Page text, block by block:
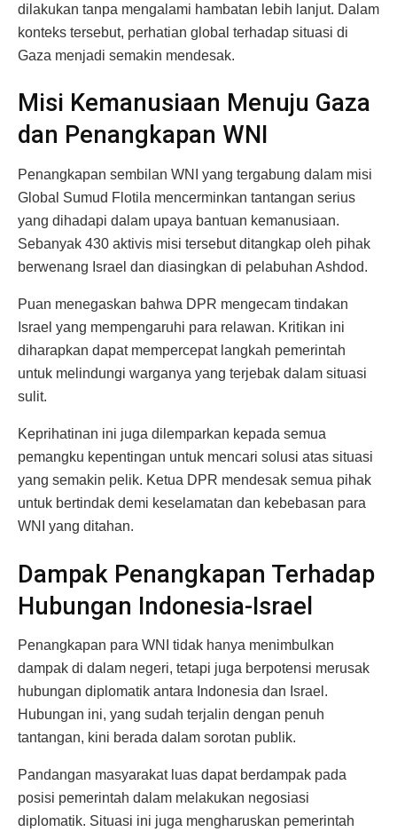
dilakukan tanpa mengalami hambatan lebih lanjut. Dalam
konteks tersebut, perhatian global terhadap situasi di
Gaza menjadi semakin mendesak.
Misi Kemanusiaan Menuju Gaza
dan Penangkapan WNI
Penangkapan sembilan WNI yang tergabung dalam misi
Global Sumud Flotila mencerminkan tantangan serius
yang dihadapi dalam upaya bantuan kemanusiaan.
Sebanyak 430 aktivis misi tersebut ditangkap oleh pihak
berwenang Israel dan diasingkan di pelabuhan Ashdod.
Puan menegaskan bahwa DPR mengecam tindakan
Israel yang mempengaruhi para relawan. Kritikan ini
diharapkan dapat mempercepat langkah pemerintah
untuk melindungi warganya yang terjebak dalam situasi
sulit.
Keprihatinan ini juga dilemparkan kepada semua
pemangku kepentingan untuk mencari solusi atas situasi
yang semakin pelik. Ketua DPR mendesak semua pihak
untuk bertindak demi keselamatan dan kebebasan para
WNI yang ditahan.
Dampak Penangkapan Terhadap
Hubungan Indonesia-Israel
Penangkapan para WNI tidak hanya menimbulkan
dampak di dalam negeri, tetapi juga berpotensi merusak
hubungan diplomatik antara Indonesia dan Israel.
Hubungan ini, yang sudah terjalin dengan penuh
tantangan, kini berada dalam sorotan publik.
Pandangan masyarakat luas dapat berdampak pada
posisi pemerintah dalam melakukan negosiasi
diplomatik. Situasi ini juga mengharuskan pemerintah